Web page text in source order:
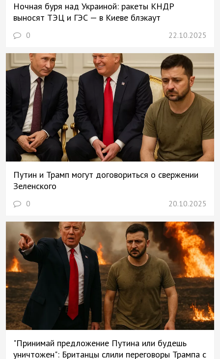
Ночная буря над Украиной: ракеты КНДР
выносят ТЭЦ и ГЭС — в Киеве блэкаут
0 22.10.2025
Путин и Трамп могут договориться о свержении
Зеленского
0 20.10.2025
"Принимай предложение Путина или будешь
уничтожен": Британцы слили переговоры Трампа с